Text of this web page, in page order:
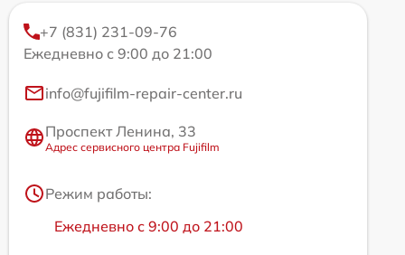
+7 (831) 231-09-76
Ежедневно с 9:00 до 21:00
info@fujifilm-repair-center.ru
Проспект Ленина, 33
Адрес сервисного центра Fujifilm
Режим работы:
Ежедневно с 9:00 до 21:00